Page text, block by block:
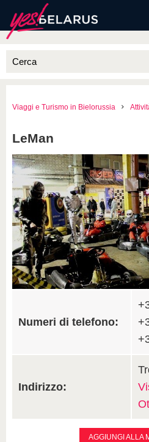
Viaggi e Turismo in Bielorussia
LeMan
Numeri di telefono:
Indirizzo:
AGGIUNGI ALLA